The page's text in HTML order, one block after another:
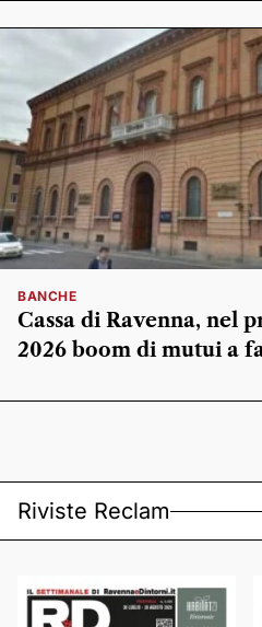
BANCHE
Cassa di Ravenna, nel
2026 boom di mutui a
Riviste Reclam